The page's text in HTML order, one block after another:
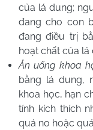
của lá dung;
đang cho con
đang điều trị
hoạt chất của lá
Ăn uống khoa
bằng lá dung,
khoa học, hạn
tính kích thích
quá no hoặc